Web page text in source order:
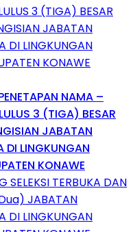
NAMA –
3 (TIGA) BESAR
JABATAN
DI LINGKUNGAN
KONAWE